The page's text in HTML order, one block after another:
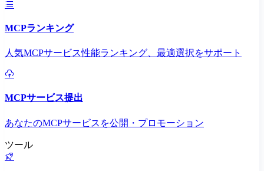
MCPランキング
人気MCPサービス性能ランキング、最適選択をサポート
MCPサービス提出
あなたのMCPサービスを公開・プロモーション
ツール